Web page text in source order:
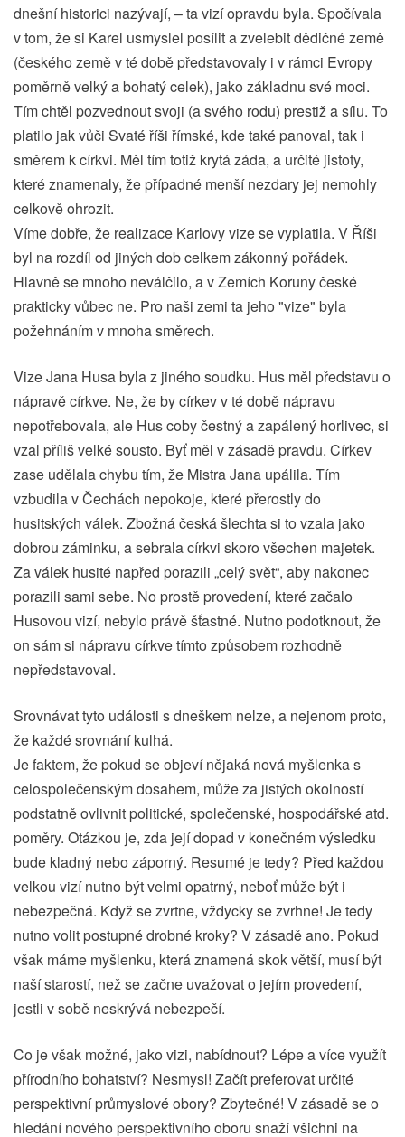
dnešní historici nazývají, – ta vizí opravdu byla. Spočívala
v tom, že si Karel usmyslel posílit a zvelebit dědičné země
(českého země v té době představovaly i v rámci Evropy
poměrně velký a bohatý celek), jako základnu své moci.
Tím chtěl pozvednout svoji (a svého rodu) prestiž a sílu. To
platilo jak vůči Svaté říši římské, kde také panoval, tak i
směrem k církvi. Měl tím totiž krytá záda, a určité jistoty,
které znamenaly, že případné menší nezdary jej nemohly
celkově ohrozit.
Víme dobře, že realizace Karlovy vize se vyplatila. V Říši
byl na rozdíl od jiných dob celkem zákonný pořádek.
Hlavně se mnoho neválčilo, a v Zemích Koruny české
prakticky vůbec ne. Pro naši zemi ta jeho "vize" byla
požehnáním v mnoha směrech.
Vize Jana Husa byla z jiného soudku. Hus měl představu o
nápravě církve. Ne, že by církev v té době nápravu
nepotřebovala, ale Hus coby čestný a zapálený horlivec, si
vzal příliš velké sousto. Byť měl v zásadě pravdu. Církev
zase udělala chybu tím, že Mistra Jana upálila. Tím
vzbudila v Čechách nepokoje, které přerostly do
husitských válek. Zbožná česká šlechta si to vzala jako
dobrou záminku, a sebrala církvi skoro všechen majetek.
Za válek husité napřed porazili „celý svět“, aby nakonec
porazili sami sebe. No prostě provedení, které začalo
Husovou vizí, nebylo právě šťastné. Nutno podotknout, že
on sám si nápravu církve tímto způsobem rozhodně
nepředstavoval.
Srovnávat tyto události s dneškem nelze, a nejenom proto,
že každé srovnání kulhá.
Je faktem, že pokud se objeví nějaká nová myšlenka s
celospolečenským dosahem, může za jistých okolností
podstatně ovlivnit politické, společenské, hospodářské atd.
poměry. Otázkou je, zda její dopad v konečném výsledku
bude kladný nebo záporný. Resumé je tedy? Před každou
velkou vizí nutno být velmi opatrný, neboť může být i
nebezpečná. Když se zvrtne, vždycky se zvrhne! Je tedy
nutno volit postupné drobné kroky? V zásadě ano. Pokud
však máme myšlenku, která znamená skok větší, musí být
naší starostí, než se začne uvažovat o jejím provedení,
jestli v sobě neskrývá nebezpečí.
Co je však možné, jako vizi, nabídnout? Lépe a více využít
přírodního bohatství? Nesmysl! Začít preferovat určité
perspektivní průmyslové obory? Zbytečné! V zásadě se o
hledání nového perspektivního oboru snaží všichni na